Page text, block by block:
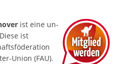
ist eine un­
ist
Union (FAU).